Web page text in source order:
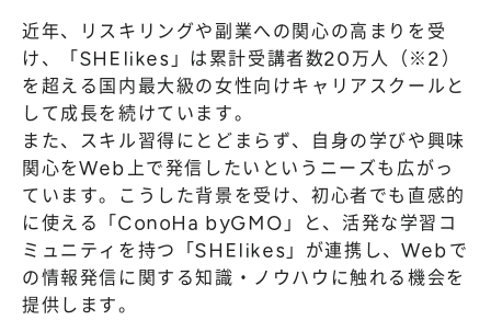
近年、リスキリングや副業への関心の高まりを受
け、「SHElikes」は累計受講者数20万人（※2）
を超える国内最大級の女性向けキャリアスクールと
して成長を続けています。
また、スキル習得にとどまらず、自身の学びや興味
関心をWeb上で発信したいというニーズも広がっ
ています。こうした背景を受け、初心者でも直感的
に使える「ConoHa byGMO」と、活発な学習コ
ミュニティを持つ「SHElikes」が連携し、Webで
の情報発信に関する知識・ノウハウに触れる機会を
提供します。